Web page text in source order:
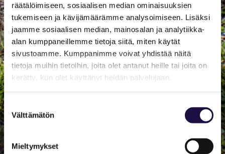
räätälöimiseen, sosiaalisen median ominaisuuksien
tukemiseen ja kävijämäärämme analysoimiseen. Lisäksi
jaamme sosiaalisen median, mainosalan ja analytiikka-
alan kumppaneillemme tietoja siitä, miten käytät
sivustoamme. Kumppanimme voivat yhdistää näitä
tietoja muihin tietoihin, joita olet antanut heille tai joita on
kerätty, kun olet käyttänyt heidän palvelujaan.
Suostumuksen
valinta
Välttämätön
Mieltymykset